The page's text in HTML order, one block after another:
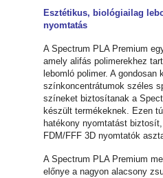
Esztétikus, biológiailag
nyomtatás
A Spectrum PLA Premium
amely alifás polimerekhez
lebomló polimer. A gondosan
színkoncentrátumok széles
színeket biztosítanak a
készült termékeknek. Ezen
hatékony nyomtatást
FDM/FFF 3D nyomtatók
A Spectrum PLA Premium
előnye a nagyon alacsony